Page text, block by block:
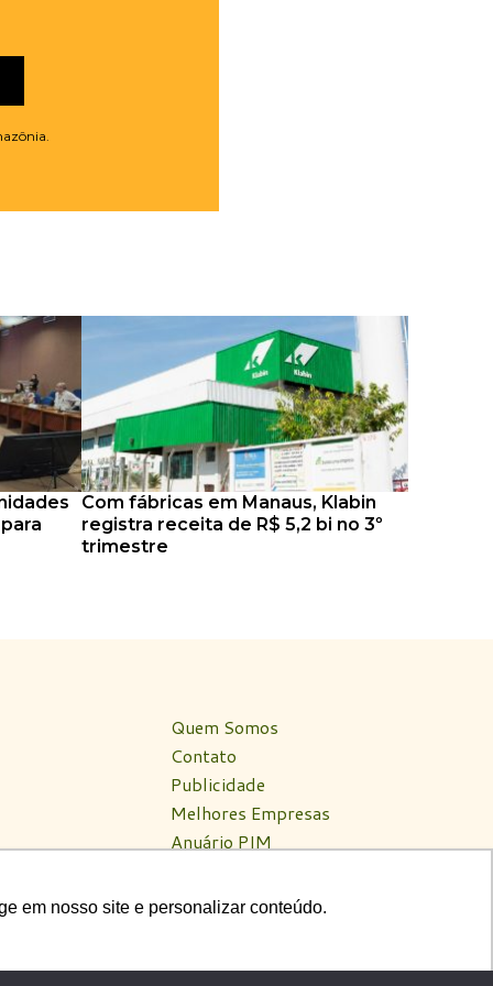
em nosso site e personalizar conteúdo.
em nosso site e personalizar conteúdo.
Com fábricas em Manaus, Klabin
registra receita de R$ 5,2 bi no 3º
trimestre
Quem Somos
Contato
Publicidade
Melhores Empresas
Anuário PIM